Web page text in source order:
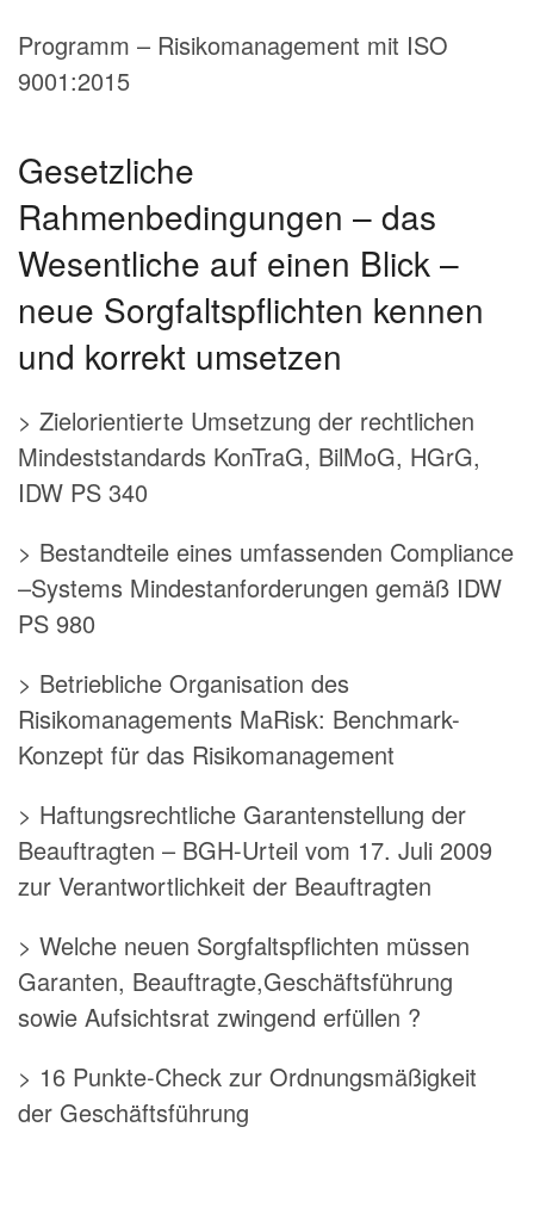
Programm – Risikomanagement mit ISO
9001:2015
Gesetzliche
Rahmenbedingungen – das
Wesentliche auf einen Blick –
neue Sorgfaltspflichten kennen
und korrekt umsetzen
> Zielorientierte Umsetzung der rechtlichen
Mindeststandards KonTraG, BilMoG, HGrG,
IDW PS 340
> Bestandteile eines umfassenden Compliance
–Systems Mindestanforderungen gemäß IDW
PS 980
> Betriebliche Organisation des
Risikomanagements MaRisk: Benchmark-
Konzept für das Risikomanagement
> Haftungsrechtliche Garantenstellung der
Beauftragten – BGH-Urteil vom 17. Juli 2009
zur Verantwortlichkeit der Beauftragten
> Welche neuen Sorgfaltspflichten müssen
Garanten, Beauftragte,Geschäftsführung
sowie Aufsichtsrat zwingend erfüllen ?
> 16 Punkte-Check zur Ordnungsmäßigkeit
der Geschäftsführung